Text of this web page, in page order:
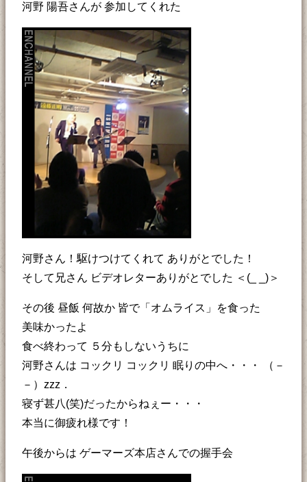
河野 陽吾さんが 参加してくれた
河野さん！駆けつけてくれて ありがとでした！
そして兄さん ビデオレターありがとでした ＜(_ _)＞
その後 昼飯 何故か 皆で「オムライス」を食った
美味かったよ
食べ終わって ５分もしないうちに
河野さんは コックリ コックリ 眠りの中へ・・・ （－
－）zzz．
寝ず甚八(笑)だったからねぇー・・・
本当に御疲れ様です！
午後からは ゲーマーズ本店さんでの握手会